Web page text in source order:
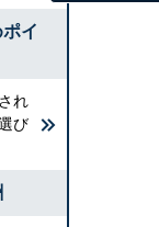
イ
れ
び